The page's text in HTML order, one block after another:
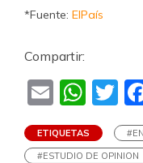
*Fuente: ElPaís
Compartir:
Email
ETIQUETAS
#ESTUDIO DE OPINION